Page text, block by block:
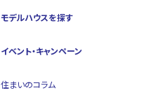
モデルハウスを探す
イベント・キャンペーン
住まいのコラム